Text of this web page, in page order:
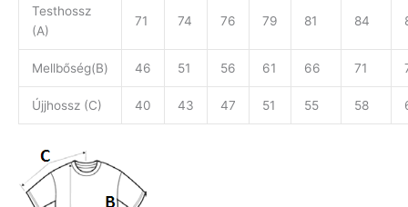
Testhossz
(A)
71 74 76 79 81 84
Mellbőség(B) 46 51 56 61 66 71
Újjhossz (C) 40 43 47 51 55 58